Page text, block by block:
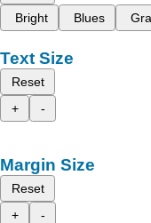
Bright
Blues
Text Size
Reset
+
-
Margin Size
Reset
+
-